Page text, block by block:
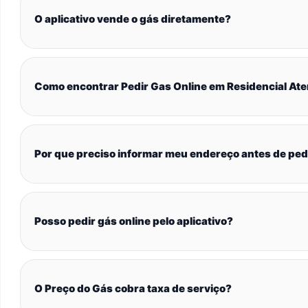
O aplicativo vende o gás diretamente?
Como encontrar Pedir Gas Online em Residencial
Por que preciso informar meu endereço antes de
Posso pedir gás online pelo aplicativo?
O Preço do Gás cobra taxa de serviço?